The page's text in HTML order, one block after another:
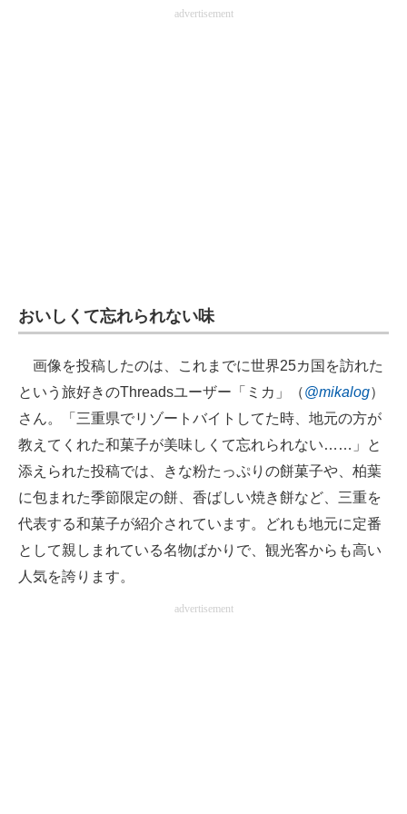
advertisement
おいしくて忘れられない味
画像を投稿したのは、これまでに世界25カ国を訪れた
という旅好きのThreadsユーザー「ミカ」（@mikalog）
さん。「三重県でリゾートバイトしてた時、地元の方が
教えてくれた和菓子が美味しくて忘れられない……」と
添えられた投稿では、きな粉たっぷりの餅菓子や、柏葉
に包まれた季節限定の餅、香ばしい焼き餅など、三重を
代表する和菓子が紹介されています。どれも地元に定番
として親しまれている名物ばかりで、観光客からも高い
人気を誇ります。
advertisement